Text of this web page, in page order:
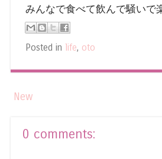
みんなで食べて飲んで騒いで
Posted in life, oto
New
0 comments: